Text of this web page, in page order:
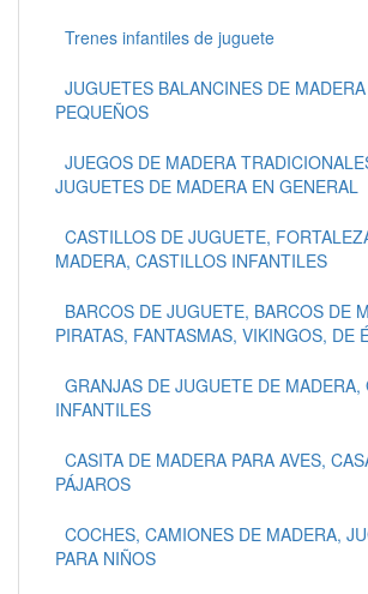
Trenes infantiles de juguete
JUGUETES BALANCINES DE
PEQUEÑOS
JUEGOS DE MADERA
JUGUETES DE MADERA EN GENERAL
CASTILLOS DE JUGUETE,
MADERA, CASTILLOS INFANTILES
BARCOS DE JUGUETE, BARCOS DE
PIRATAS, FANTASMAS, VIKINGOS, DE
GRANJAS DE JUGUETE DE MADERA,
INFANTILES
CASITA DE MADERA PARA AVES,
PÁJAROS
COCHES, CAMIONES DE MADERA,
PARA NIÑOS